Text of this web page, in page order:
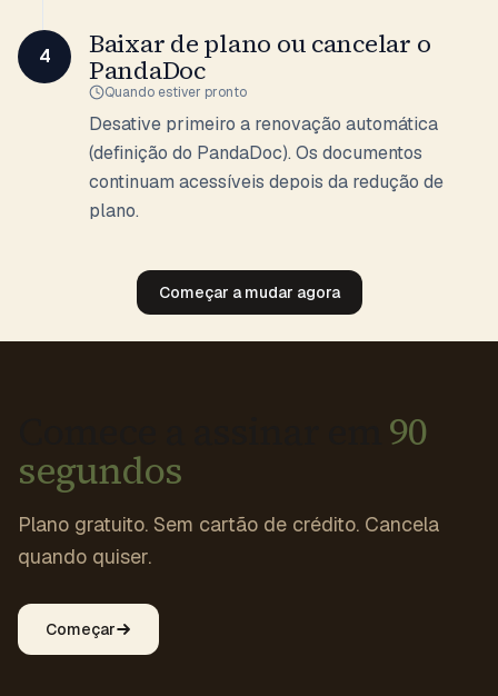
4
Baixar de plano ou cancelar o
PandaDoc
Quando estiver pronto
Desative primeiro a renovação automática
(definição do PandaDoc). Os documentos
continuam acessíveis depois da redução de
plano.
Começar a mudar agora
90
segundos
Plano gratuito. Sem cartão de crédito. Cancela
quando quiser.
Começar